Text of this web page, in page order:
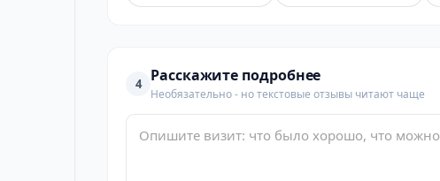
4 Расскажите подробнее
Необязательно - но текстовые отзывы читают чаще